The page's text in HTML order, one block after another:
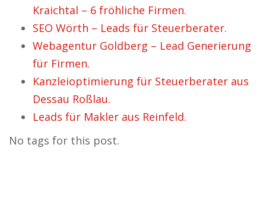
Kraichtal – 6 fröhliche Firmen.
SEO Wörth – Leads für Steuerberater.
Webagentur Goldberg – Lead Generierung
für Firmen.
Kanzleioptimierung für Steuerberater aus
Dessau Roßlau.
Leads für Makler aus Reinfeld.
No tags for this post.